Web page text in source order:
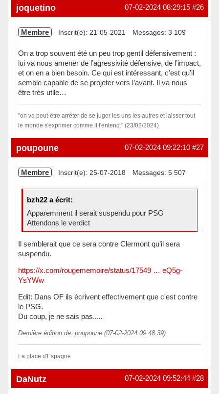
#26
07-02-2024 08:29:15
joquetino
Membre Inscrit(e): 21-05-2021 Messages: 3 109
On a trop souvent été un peu trop gentil défensivement :
lui va nous amener de l’agressivité défensive, de l’impact,
et on en a bien besoin. Ce qui est intéressant, c’est qu’il
semble capable de se projeter vers l’avant. Il va nous
être très utile…
"on va peut-être arrêter de se juger les uns les autres et laisser tout
le monde s'exprimer comme il l'entend." (23/02/2024)
Hors ligne #27
07-02-2024 09:22:10
poupoune
Membre Inscrit(e): 25-07-2018 Messages: 5 507
bzh22 a écrit:
Apparemment il serait suspendu pour PSG
Attendons le verdict
Il semblerait que ce sera contre Clermont qu’il sera
suspendu.
https://x.com/rougememoire/status/17549 … eQ5g-
YsYWw
Edit: Dans OF ils écrivent effectivement que c'est contre
le PSG.
Du coup, je ne sais pas.....
Dernière édition de: poupoune (07-02-2024 09:48:39)
La place d'Espagne
Hors ligne #28
07-02-2024 09:52:44
DaNutz